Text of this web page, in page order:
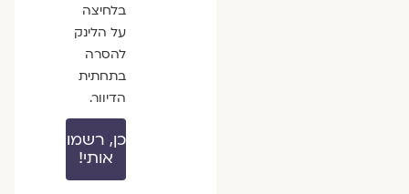
בלחיצה
על הלינק
להסרה
בתחתית
הדיוור.
כן, רשמו
אותי!